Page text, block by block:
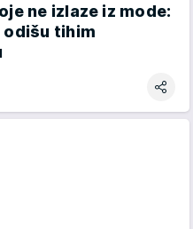
ne izlaze iz mode:
odišu tihim